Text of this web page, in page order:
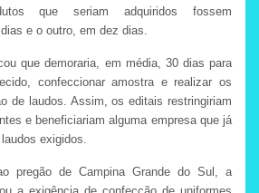
que seriam adquiridos fossem
e o outro, em dez dias.
que demoraria, em média, 30 dias para
confeccionar amostra e realizar os
de laudos. Assim, os editais restringiriam
e beneficiariam alguma empresa que já
exigidos.
pregão de Campina Grande do Sul, a